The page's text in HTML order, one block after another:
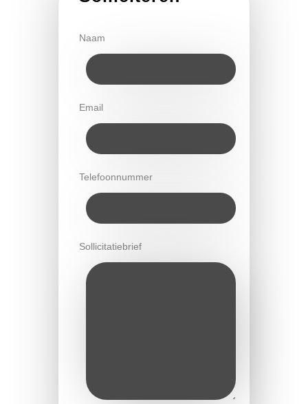
Naam
Email
Telefoonnummer
Sollicitatiebrief